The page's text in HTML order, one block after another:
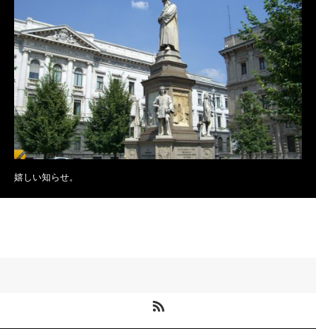
嬉しい知らせ。